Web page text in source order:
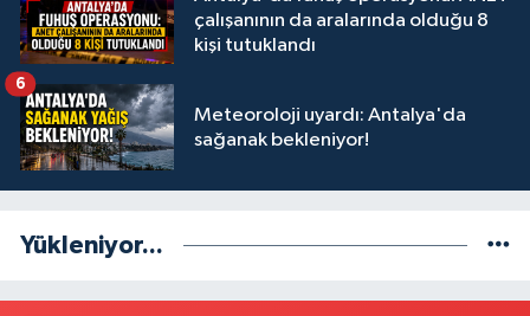
çalışanının da aralarında olduğu 8
kişi tutuklandı
Meteoroloji uyardı: Antalya'da
sağanak bekleniyor!
6
Yükleniyor...